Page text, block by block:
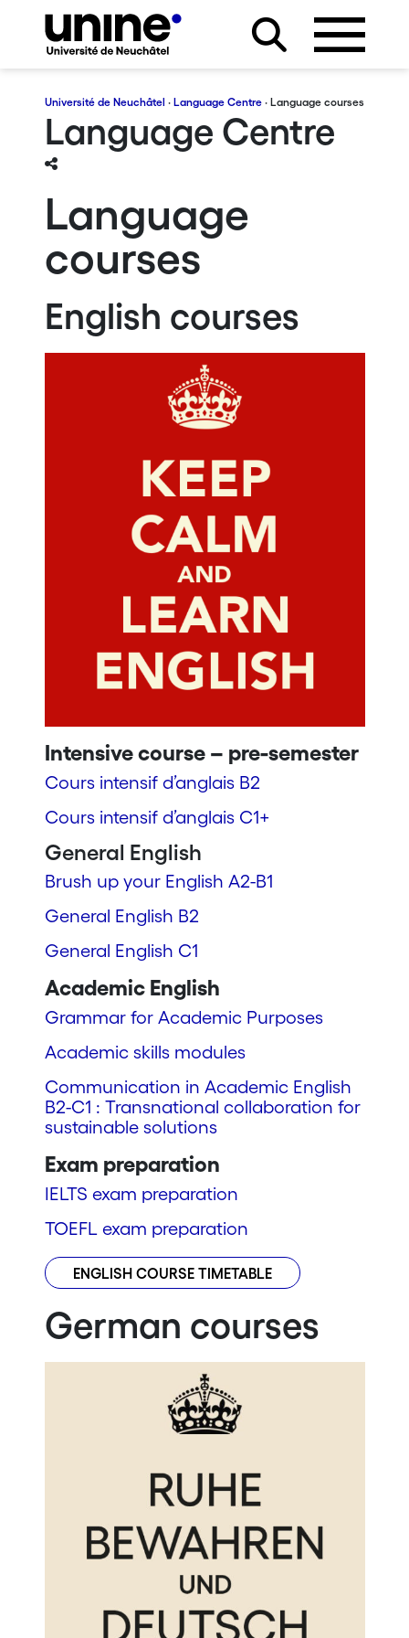
Université de Neuchâtel · Language Centre· Language courses
Language Centre
Language
courses
English courses
Intensive course – pre-semester
Cours intensif d’anglais B2
Cours intensif d’anglais C1+
General English
Brush up your English A2-B1
General English B2
General English C1
Academic English
Grammar for Academic Purposes
Academic skills modules
Communication in Academic English
B2-C1 : Transnational collaboration for
sustainable solutions
Exam preparation
IELTS exam preparation
TOEFL exam preparation
ENGLISH COURSE TIMETABLE
German courses